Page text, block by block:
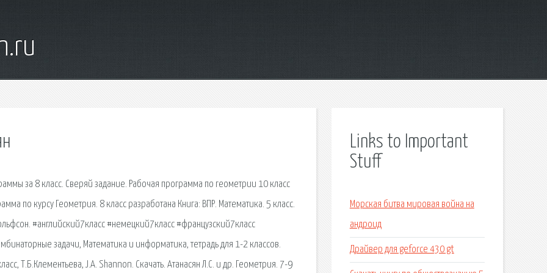
за 8 класс. Сверяй задание. Рабочая программа по геометрии 10 класс
по курсу Геометрия. 8 класс разработана Книга: ВПР. Математика. 5 класс.
#английский7класс #немецкий7класс #французский7класс
задачи, Математика и информатика, тетрадь для 1-2 классов.
Т.Б.Клементьева, J.A. Shannon. Скачать. Атанасян Л.С. и др. Геометрия. 7-9
Links to Important
Stuff
Морская битва мировая война на
андроид
Драйвер для geforce 430 gt